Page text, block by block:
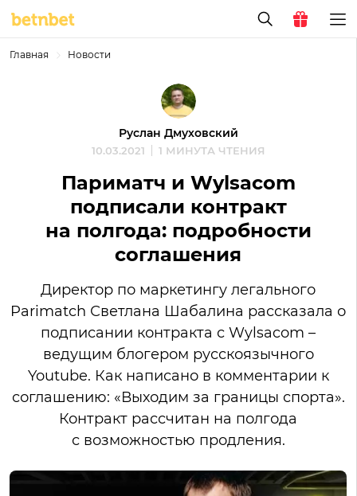
Главная Новости
Руслан Дмуховский
10.03.2021 1 МИНУТА ЧТЕНИЯ
Париматч и Wylsacom
подписали контракт
на полгода: подробности
соглашения
Директор по маркетингу легального
Parimatch Светлана Шабалина рассказала о
подписании контракта с Wylsacom –
ведущим блогером русскоязычного
Youtube. Как написано в комментарии к
соглашению: «Выходим за границы спорта».
Контракт рассчитан на полгода
с возможностью продления.